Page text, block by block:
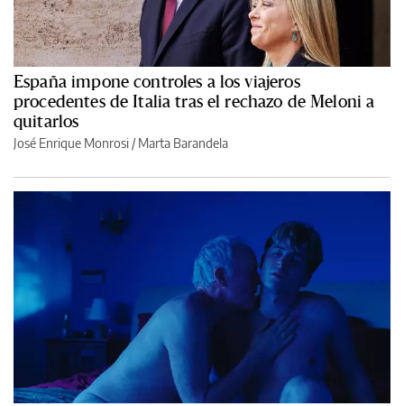
España impone controles a los viajeros
procedentes de Italia tras el rechazo de Meloni a
quitarlos
José Enrique Monrosi / Marta Barandela